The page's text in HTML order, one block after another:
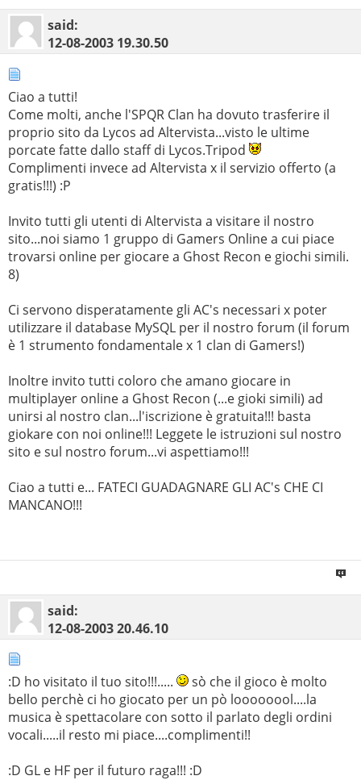
said:
12-08-2003 19.30.50
Ciao a tutti!
Come molti, anche l'SPQR Clan ha dovuto trasferire il
proprio sito da Lycos ad Altervista...visto le ultime
porcate fatte dallo staff di Lycos.Tripod
Complimenti invece ad Altervista x il servizio offerto (a
gratis!!!) :P
Invito tutti gli utenti di Altervista a visitare il nostro
sito...noi siamo 1 gruppo di Gamers Online a cui piace
trovarsi online per giocare a Ghost Recon e giochi simili.
8)
Ci servono disperatamente gli AC's necessari x poter
utilizzare il database MySQL per il nostro forum (il forum
è 1 strumento fondamentale x 1 clan di Gamers!)
Inoltre invito tutti coloro che amano giocare in
multiplayer online a Ghost Recon (...e gioki simili) ad
unirsi al nostro clan...l'iscrizione è gratuita!!! basta
giokare con noi online!!! Leggete le istruzioni sul nostro
sito e sul nostro forum...vi aspettiamo!!!
Ciao a tutti e... FATECI GUADAGNARE GLI AC's CHE CI
MANCANO!!!
said:
12-08-200320.46.10
:D ho visitato il tuo sito!!!.....
sò che il gioco è molto
bello perchè ci ho giocato per un pò loooooool....la
musica è spettacolare con sotto il parlato degli ordini
vocali.....il resto mi piace....complimenti!!
:D GL e HF per il futuro raga!!! :D